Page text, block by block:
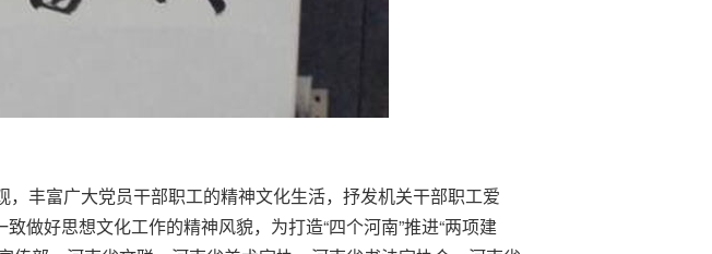
丰富广大党员干部职工的精神文化生活，抒发机关干部职工爱
做好思想文化工作的精神风貌，为打造“四个河南”推进“两项建